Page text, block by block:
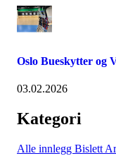
Oslo Bueskytter og
03.02.2026
Kategori
Alle innlegg Bislett